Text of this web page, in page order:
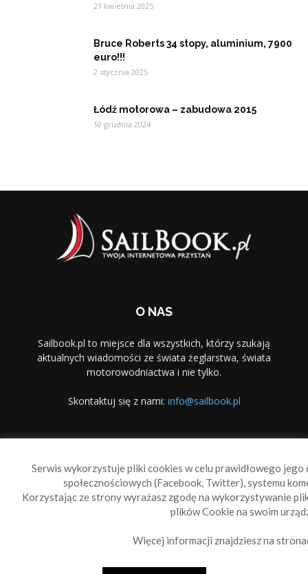
21 kwietnia 2025
Bruce Roberts 34 stopy, aluminium, 7900
euro!!!
2 stycznia 2025
Łódź motorowa – zabudowa 2015
10 grudnia 2024
O NAS
Sailbook.pl to miejsce dla wszystkich, którzy szukają
aktualnych wiadomości ze świata żeglarstwa, świata
motorowodniactwa i nie tylko.
Skontaktuj się z nami: info@sailbook.pl
Reklama
Polityka prywatności
Serwis wykorzystuje pliki cookies w celu prawidłowego
społecznościowych (Facebook, Twitter), systemu
Korzystając ze strony wyrażasz zgodę na wykorzystywanie
plików Cookie na swoim
Więcej informacji znajdziesz na